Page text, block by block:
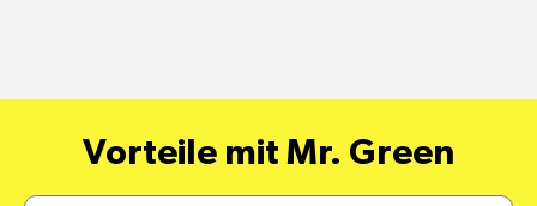
Vorteile mit Mr. Green